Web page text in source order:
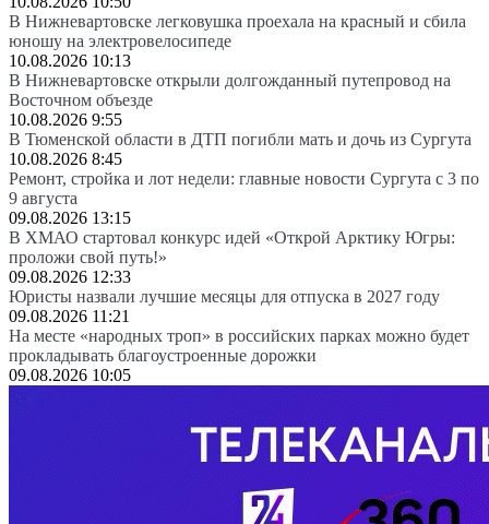
В Нижневартовске легковушка проехала на красный и сбила
юношу на электровелосипеде
10.08.2026 10:13
В Нижневартовске открыли долгожданный путепровод на
Восточном объезде
10.08.2026 9:55
В Тюменской области в ДТП погибли мать и дочь из Сургута
10.08.2026 8:45
Ремонт, стройка и лот недели: главные новости Сургута с 3 по
9 августа
09.08.2026 13:15
В ХМАО стартовал конкурс идей «Открой Арктику Югры:
проложи свой путь!»
09.08.2026 12:33
Юристы назвали лучшие месяцы для отпуска в 2027 году
09.08.2026 11:21
На месте «народных троп» в российских парках можно будет
прокладывать благоустроенные дорожки
09.08.2026 10:05